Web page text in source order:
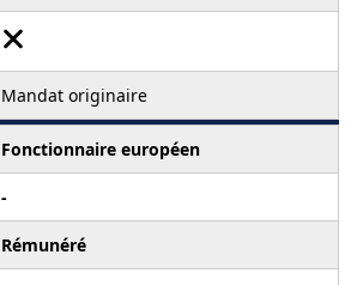
Mandat originaire
Fonctionnaire européen
-
Rémunéré